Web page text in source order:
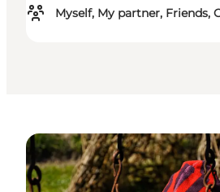
Myself, My partner, Friends,